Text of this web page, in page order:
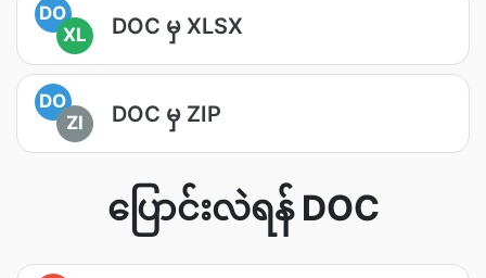
DO
XL
DOC မှ XLSX
DO
ZI
DOC မှ ZIP
ပြောင်းလဲရန် DOC